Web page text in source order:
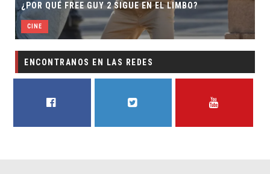
¿POR QUÉ FREE GUY 2 SIGUE EN EL LIMBO?
CINE
ENCONTRANOS EN LAS REDES